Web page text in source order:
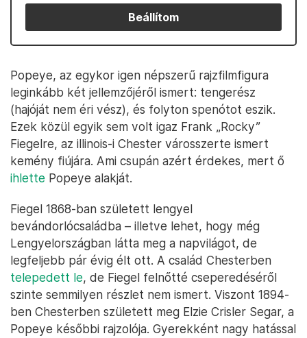
Beállítom
Popeye, az egykor igen népszerű rajzfilmfigura
leginkább két jellemzőjéről ismert: tengerész
(hajóját nem éri vész), és folyton spenótot eszik.
Ezek közül egyik sem volt igaz Frank „Rocky”
Fiegelre, az illinois-i Chester városszerte ismert
kemény fiújára. Ami csupán azért érdekes, mert ő
ihlette Popeye alakját.
Fiegel 1868-ban született lengyel
bevándorlócsaládba – illetve lehet, hogy még
Lengyelországban látta meg a napvilágot, de
legfeljebb pár évig élt ott. A család Chesterben
telepedett le, de Fiegel felnőtté cseperedéséről
szinte semmilyen részlet nem ismert. Viszont 1894-
ben Chesterben született meg Elzie Crisler Segar, a
Popeye későbbi rajzolója. Gyerekként nagy hatással